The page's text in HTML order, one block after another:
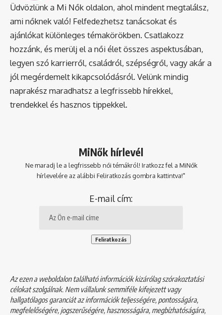
Üdvözlünk a Mi Nők oldalon, ahol mindent megtalálsz,
ami nőknek való! Felfedezhetsz tanácsokat és
ajánlókat különleges témakörökben. Csatlakozz
hozzánk, és merülj el a női élet összes aspektusában,
legyen szó karrierről, családról, szépségről, vagy akár a
jól megérdemelt kikapcsolódásról. Velünk mindig
naprakész maradhatsz a legfrissebb hírekkel,
trendekkel és hasznos tippekkel.
MiNők hírlevél
Ne maradj le a legfrissebb női témákról! Iratkozz fel a MiNők
hírlevelére az alábbi Feliratkozás gombra kattintva!"
E-mail cím:
Az ezen a weboldalon található információk kizárólag szórakoztatási
célokat szolgálnak. Nem vállalunk semmiféle kifejezett vagy
hallgatólagos garanciát az információk teljességére, pontosságára,
megfelelőségére, jogszerűségére, hasznosságára, megbízhatóságára,